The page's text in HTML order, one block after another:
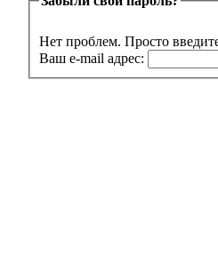
Нет проблем. Просто
Ваш e-mail адрес: